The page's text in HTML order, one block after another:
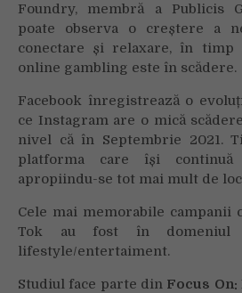
Foundry, membră a Publicis
poate observa o creștere a
conectare și relaxare, în
online gambling este în scădere.
Facebook înregistrează o
ce Instagram are o mică
nivel că în Septembrie 2021.
platforma care își continuă
apropiindu-se tot mai mult de
Cele mai memorabile campanii
Tok au fost în domeniul
lifestyle/entertaiment.
Studiul face parte din Focus On: